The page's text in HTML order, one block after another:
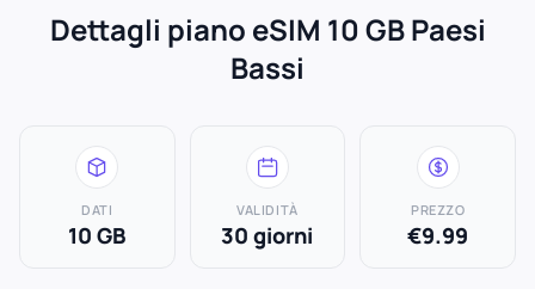
Dettagli piano eSIM 10 GB Paesi
Bassi
DATI
10 GB
VALIDITÀ
30 giorni
PREZZO
€9.99